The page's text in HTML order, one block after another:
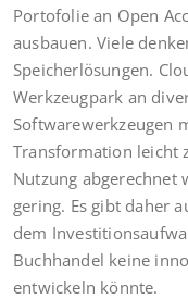
Portofolie an Open
ausbauen. Viele
Speicherlösungen.
Werkzeugpark an
Softwarewerkzeugen
Transformation leicht
Nutzung abgerechnet
gering. Es gibt daher
dem
Buchhandel keine
entwickeln könnte.